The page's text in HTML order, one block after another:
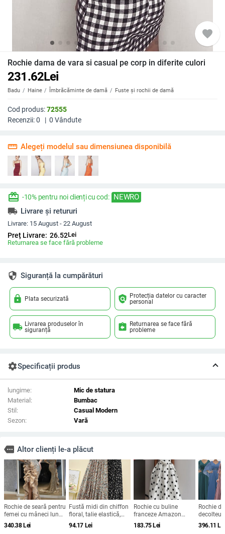
favorite
Rochie dama de vara si casual pe corp in diferite culori
231.62Lei
Badu Haine Îmbrăcăminte de damă Fuste și rochii de damă
Cod produs:72555
Recenzii:0 | 0 Vândute
straighten Alegeți modelul sau dimensiunea disponibilă
redeem -10% pentru noi clienți cu cod: NEWRO
local_shipping Livrare și retururi
Livrare: 15 August - 22 August
Preț Livrare: 26.52Lei
Returnarea se face fără probleme
security Siguranță la cumpărături
lock Plata securizată policy Protecția datelor cu caracter
personal
local_shipping Livrarea produselor în
siguranță
assignment_return Returnarea se face fără
probleme
settingsSpecificații produs
lungime:
Mic de statura
Material:
Bumbac
Stil:
Casual Modern
Sezon:
Vară
more Altor clienți le-a plăcut
Rochie de seară pentru
femei cu mâneci lungi,
talie înaltă, fustă
lungă, țesătură spray
340.38Lei
Fustă midi din chiffon
floral, talie elastică,
croială A-line, plus
size, siluetă drapată
94.17 Lei
Rochie cu buline
franceze Amazon
2025 de vară retro cu
temperament nou,
183.75Lei
Rochie
decolteu
mâneci
appliqué
396.11 Lei